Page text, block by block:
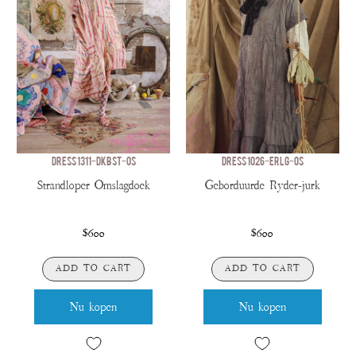
DRESS 1311-DKBST-OS
Strandloper Omslagdoek
$600
ADD TO CART
Nu kopen
DRESS 1026-ERLG-OS
Geborduurde Ryder-jurk
$600
ADD TO CART
Nu kopen